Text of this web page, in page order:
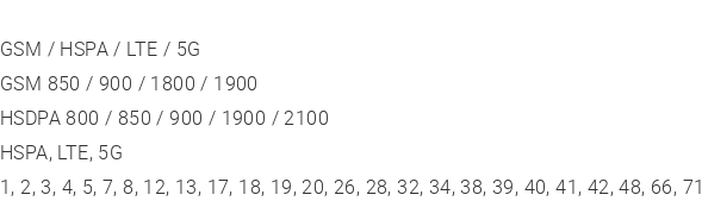
GSM / HSPA / LTE / 5G
GSM 850 / 900 / 1800 / 1900
HSDPA 800 / 850 / 900 / 1900 / 2100
HSPA, LTE, 5G
1, 2, 3, 4, 5, 7, 8, 12, 13, 17, 18, 19, 20, 26, 28, 32, 34, 38, 39, 40, 41, 42, 48, 66, 71